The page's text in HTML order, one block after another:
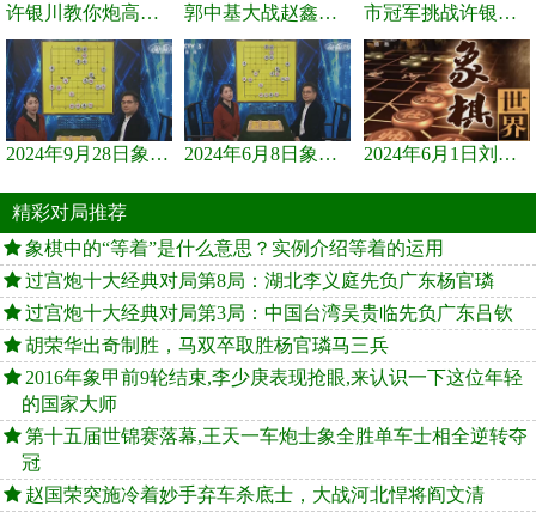
许银川教你炮高兵士象全如何赢士象全，简单四步即可 郭中基大战赵鑫鑫，许银川激情讲解 市冠军挑战许银川，急进中兵变化真激烈！
2024年9月28日象棋世界栏目，刘君、蒋川讲解了第九届杨官璘杯象棋... 2024年6月8日象棋世界，刘君、蒋川讲解了第九届杨官璘杯全国象棋... 2024年6月1日刘君、蒋川讲解第三届上海杯象棋大师赛谢靖与李少庚...
精彩对局推荐
象棋中的“等着”是什么意思？实例介绍等着的运用
过宫炮十大经典对局第8局：湖北李义庭先负广东杨官璘
过宫炮十大经典对局第3局：中国台湾吴贵临先负广东吕钦
胡荣华出奇制胜，马双卒取胜杨官璘马三兵
2016年象甲前9轮结束,李少庚表现抢眼,来认识一下这位年轻
的国家大师
第十五届世锦赛落幕,王天一车炮士象全胜单车士相全逆转夺
冠
赵国荣突施冷着妙手弃车杀底士，大战河北悍将阎文清